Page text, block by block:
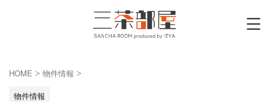
HOME > 物件情報 >
物件情報